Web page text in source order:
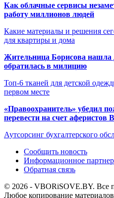
Как облачные сервисы
работу миллионов людей
Какие материалы и решения
для квартиры и дома
Жительница Борисова нашла
обратилась в милицию
Топ-6 тканей для детской
первом месте
«Правоохранитель» убедил
перевести на счет аферистов
Аутсорсинг бухгалтерского
Сообщить новость
Информационное
Обратная связь
© 2026 - VBORiSOVE.BY. Все
Любое копирование